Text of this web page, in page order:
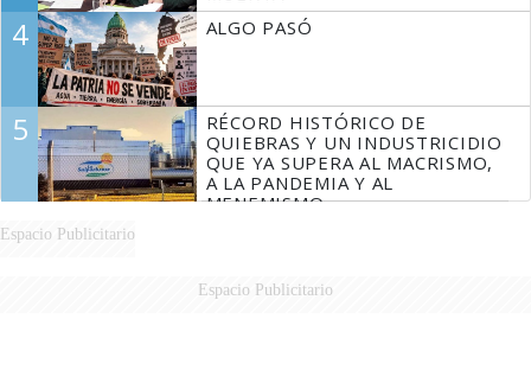
4 ALGO PASÓ
5
RÉCORD HISTÓRICO DE
QUIEBRAS Y UN INDUSTRICIDIO
QUE YA SUPERA AL MACRISMO,
A LA PANDEMIA Y AL
MENEMISMO
Espacio Publicitario
Espacio Publicitario